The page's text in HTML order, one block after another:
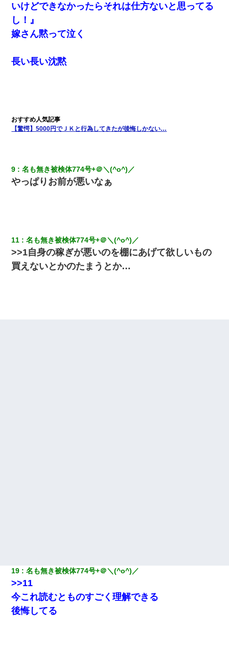
いけどできなかったらそれは仕方ないと思ってる
し！』
嫁さん黙って泣く
長い長い沈黙
【驚愕】5000円でＪＫと行為してきたが後悔しかない…
9 名も無き被検体774号+＠＼(^o^)／
やっぱりお前が悪いなぁ
11 名も無き被検体774号+＠＼(^o^)／
>>1自身の稼ぎが悪いのを棚にあげて欲しいもの
買えないとかのたまうとか…
19 名も無き被検体774号+＠＼(^o^)／
>>11
今これ読むとものすごく理解できる
後悔してる